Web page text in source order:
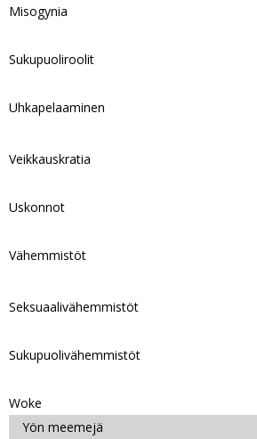
Misogynia
Sukupuoliroolit
Uhkapelaaminen
Veikkauskratia
Uskonnot
Vähemmistöt
Seksuaalivähemmistöt
Sukupuolivähemmistöt
Woke
Yön meemejä